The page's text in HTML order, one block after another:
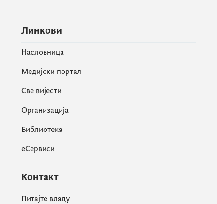
Линкови
Насловница
Медијски портал
Све вијести
Организација
Библиотека
еСервиси
Контакт
Питајте владу